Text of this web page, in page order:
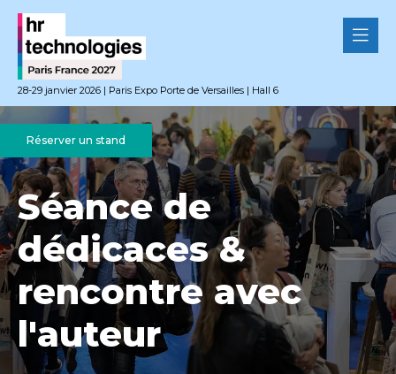
28-29 janvier 2026 | Paris Expo Porte de Versailles | Hall 6
Réserver un stand
Séance de
dédicaces &
rencontre avec
l'auteur